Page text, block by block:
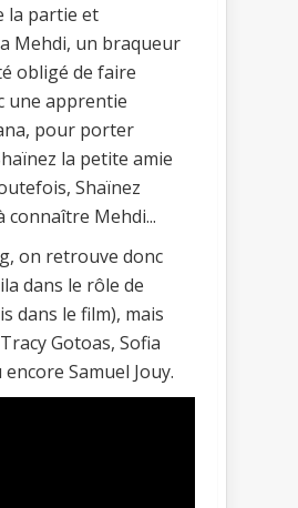
la partie et
Mehdi, un braqueur
obligé de faire
une apprentie
pour porter
la petite amie
Shaïnez
connaître Mehdi...
on retrouve donc
dans le rôle de
dans le film), mais
Gotoas, Sofia
Samuel Jouy.